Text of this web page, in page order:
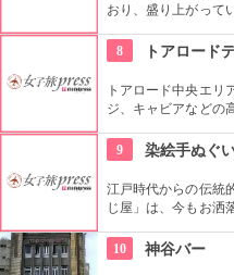
おり、盛り上がって
労される、驚きの
8 トアロード
トアロード中央エリ
ジ、キャビアなどの
を使ってシンプルな
9 染絵手ぬぐ
江戸時代からの伝統
じ屋」は、今もお洒
地の小物も各種扱っ
10 神谷バー